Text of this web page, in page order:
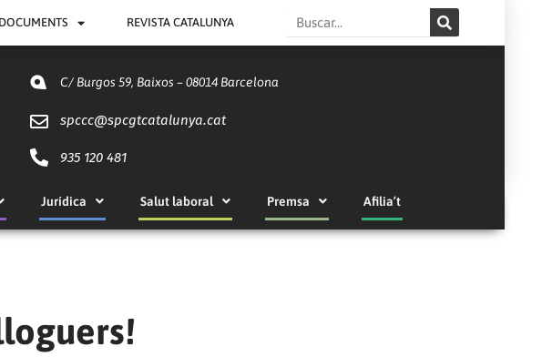
DOCUMENTS REVISTA CATALUNYA Search
C/ Burgos 59, Baixos – 08014 Barcelona
spccc@spcgtcatalunya.cat
935 120 481
Jurídica Salut laboral Premsa Afilia’t